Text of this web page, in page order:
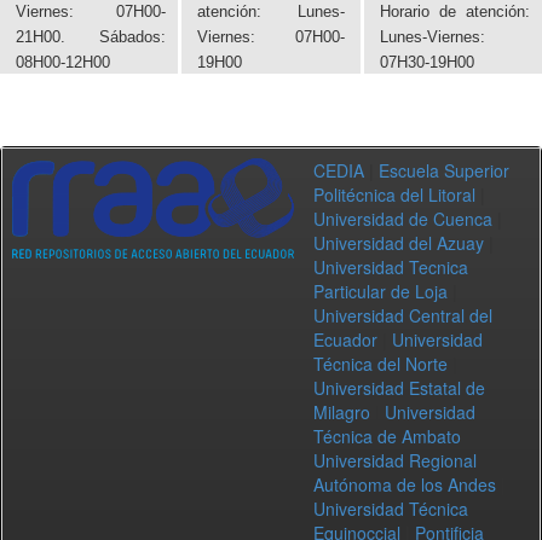
Viernes: 07H00-
21H00. Sábados:
08H00-12H00
atención: Lunes-
Viernes: 07H00-
19H00
Horario de atención:
Lunes-Viernes:
07H30-19H00
CEDIA
Escuela Superior
Politécnica del Litoral
Universidad de Cuenca
Universidad del Azuay
Universidad Tecnica
Particular de Loja
Universidad Central del
Ecuador
Universidad
Técnica del Norte
Universidad Estatal de
Milagro
Universidad
Técnica de Ambato
Universidad Regional
Autónoma de los Andes
Universidad Técnica
Equinoccial
Pontificia